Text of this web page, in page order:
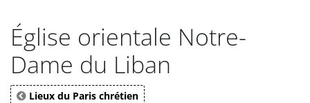
Église orientale Notre-
Dame du Liban
Lieux du Paris chrétien